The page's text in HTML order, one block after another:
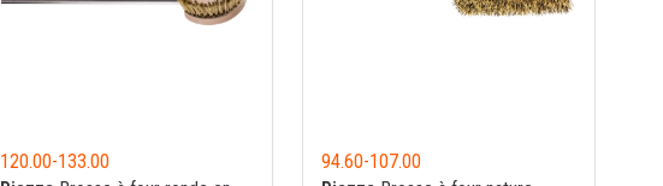
120.00-133.00
94.60-107.00